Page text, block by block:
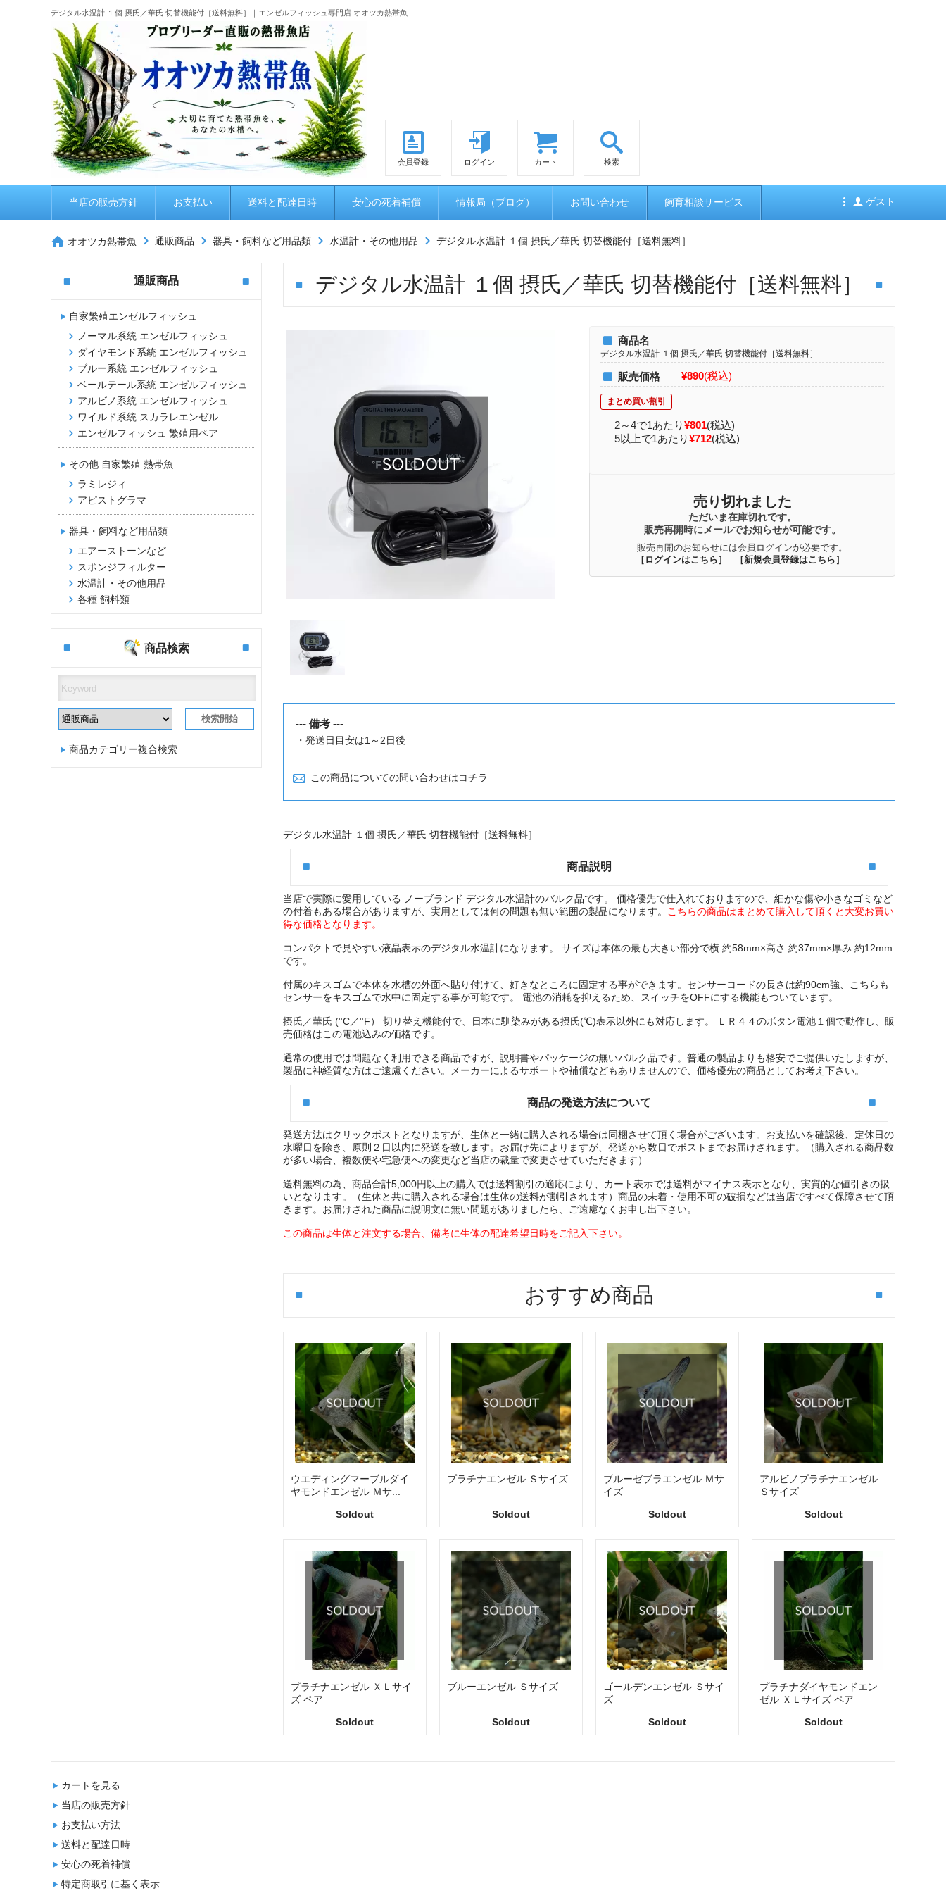
デジタル水温計 １個 摂氏／華氏 切替機能付［送料無料］｜エンゼルフィッシュ専門店 オオツカ熱帯魚
会員登録 ログイン カート 検索
ゲスト
当店の販売方針 お支払い 送料と配達日時 安心の死着補償 情報局（ブログ） お問い合わせ 飼育相談サービス
オオツカ熱帯魚 通販商品 器具・飼料など用品類 水温計・その他用品 デジタル水温計 １個 摂氏／華氏 切替機能付［送料無料］
デジタル水温計 １個 摂氏／華氏 切替機能付［送料無料］
商品名
デジタル水温計 １個 摂氏／華氏 切替機能付［送料無料］
販売価格 ¥890(税込)
2～4で1あたり¥801(税込)
5以上で1あたり¥712(税込)
売り切れました
ただいま在庫切れです。
販売再開時にメールでお知らせが可能です。
販売再開のお知らせには会員ログインが必要です。
［ログインはこちら］
［新規会員登録はこちら］
--- 備考 ---
・発送日目安は1～2日後
この商品についての問い合わせはコチラ
デジタル水温計 １個 摂氏／華氏 切替機能付［送料無料］
商品説明
当店で実際に愛用している ノーブランド デジタル水温計のバルク品です。 価格優先で仕入れておりますので、細かな傷や小さなゴミなど
の付着もある場合がありますが、実用としては何の問題も無い範囲の製品になります。
こちらの商品はまとめて購入して頂くと大変お買い
得な価格となります。
コンパクトで見やすい液晶表示のデジタル水温計になります。 サイズは本体の最も大きい部分で横 約58mm×高さ 約37mm×厚み 約12mm
です。
付属のキスゴムで本体を水槽の外面へ貼り付けて、好きなところに固定する事ができます。センサーコードの長さは約90cm強、こちらも
センサーをキスゴムで水中に固定する事が可能です。 電池の消耗を抑えるため、スイッチをOFFにする機能もついています。
摂氏／華氏 (°C／°F） 切り替え機能付で、日本に馴染みがある摂氏(℃)表示以外にも対応します。 ＬＲ４４のボタン電池１個で動作し、販
売価格はこの電池込みの価格です。
通常の使用では問題なく利用できる商品ですが、説明書やパッケージの無いバルク品です。普通の製品よりも格安でご提供いたしますが、
製品に神経質な方はご遠慮ください。メーカーによるサポートや補償などもありませんので、価格優先の商品としてお考え下さい。
商品の発送方法について
発送方法はクリックポストとなりますが、生体と一緒に購入される場合は同梱させて頂く場合がございます。お支払いを確認後、定休日の
水曜日を除き、原則２日以内に発送を致します。お届け先によりますが、発送から数日でポストまでお届けされます。（購入される商品数
が多い場合、複数便や宅急便への変更など当店の裁量で変更させていただきます）
送料無料の為、商品合計5,000円以上の購入では送料割引の適応により、カート表示では送料がマイナス表示となり、実質的な値引きの扱
いとなります。（生体と共に購入される場合は生体の送料が割引されます）商品の未着・使用不可の破損などは当店ですべて保障させて頂
きます。お届けされた商品に説明文に無い問題がありましたら、ご遠慮なくお申し出下さい。
この商品は生体と注文する場合、備考に生体の配達希望日時をご記入下さい。
おすすめ商品
ウエディングマーブルダイ
ヤモンドエンゼル Ｍサ...
Soldout
プラチナエンゼル Ｓサイズ
Soldout
ブルーゼブラエンゼル Ｍサ
イズ
Soldout
アルビノプラチナエンゼル
Ｓサイズ
Soldout
プラチナエンゼル ＸＬサイ
ズ ペア
Soldout
ブルーエンゼル Ｓサイズ
Soldout
ゴールデンエンゼル Ｓサイ
ズ
Soldout
プラチナダイヤモンドエン
ゼル ＸＬサイズ ペア
Soldout
通販商品
自家繁殖エンゼルフィッシュ
ノーマル系統 エンゼルフィッシュ
ダイヤモンド系統 エンゼルフィッシュ
ブルー系統 エンゼルフィッシュ
ベールテール系統 エンゼルフィッシュ
アルビノ系統 エンゼルフィッシュ
ワイルド系統 スカラレエンゼル
エンゼルフィッシュ 繁殖用ペア
その他 自家繁殖 熱帯魚
ラミレジィ
アピストグラマ
器具・飼料など用品類
エアーストーンなど
スポンジフィルター
水温計・その他用品
各種 飼料類
商品検索
商品カテゴリー複合検索
カートを見る
当店の販売方針
お支払い方法
送料と配達日時
安心の死着補償
特定商取引に基く表示